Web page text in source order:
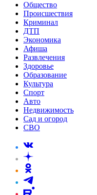
Общество
Происшествия
Криминал
ДТП
Экономика
Афиша
Развлечения
Здоровье
Образование
Культура
Спорт
Авто
Недвижимость
Сад и огород
СВО